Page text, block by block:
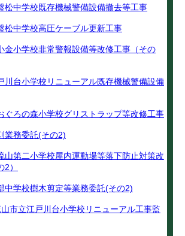
松中学校既存機械警備設備撤去等工事
松中学校高圧ケーブル更新工事
金小学校非常警報設備等改修工事（その
川台小学校リニューアル既存機械警備設備
ぐろの森小学校グリストラップ等改修工事
業務委託(その2)
山第二小学校屋内運動場等落下防止対策改
）
中学校樹木剪定等業務委託(その2)
市立江戸川台小学校リニューアル工事監